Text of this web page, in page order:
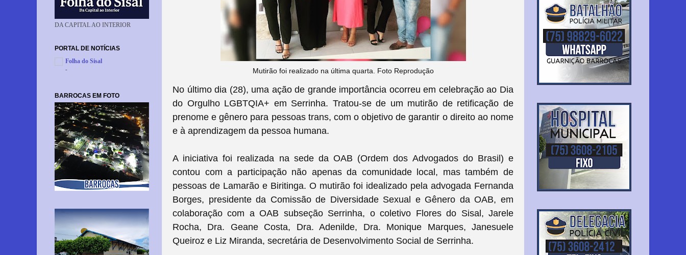
Mutirão foi realizado na última quarta. Foto Reprodução
No último dia (28), uma ação de grande importância ocorreu em celebração ao Dia
do Orgulho LGBTQIA+ em Serrinha. Tratou-se de um mutirão de retificação de
prenome e gênero para pessoas trans, com o objetivo de garantir o direito ao nome
e à aprendizagem da pessoa humana.
A iniciativa foi realizada na sede da OAB (Ordem dos Advogados do Brasil) e
contou com a participação não apenas da comunidade local, mas também de
pessoas de Lamarão e Biritinga. O mutirão foi idealizado pela advogada Fernanda
Borges, presidente da Comissão de Diversidade Sexual e Gênero da OAB, em
colaboração com a OAB subseção Serrinha, o coletivo Flores do Sisal, Jarele
Rocha, Dra. Geane Costa, Dra. Adenilde, Dra. Monique Marques, Janesuele
Queiroz e Liz Miranda, secretária de Desenvolvimento Social de Serrinha.
DA CAPITAL AO INTERIOR
PORTAL DE NOTÍCIAS
Folha do Sisal
-
BARROCAS EM FOTO